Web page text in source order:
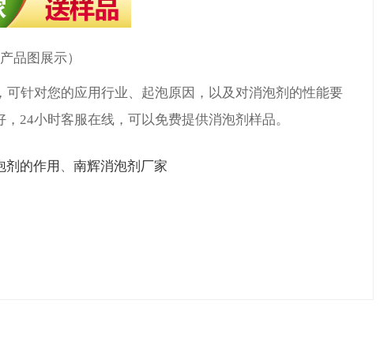
产品图展示）
针对您的应用行业、起泡原因，以及对消泡剂的性能要
24小时客服在线，可以免费提供消泡剂样品。
剂的作用 、 南辉消泡剂厂家